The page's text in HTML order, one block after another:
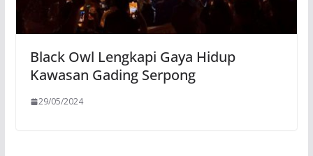
Black Owl Lengkapi Gaya Hidup
Kawasan Gading Serpong
29/05/2024